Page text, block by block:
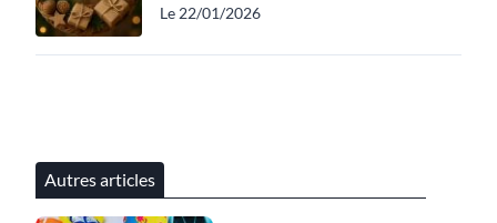
Le 22/01/2026
Autres articles